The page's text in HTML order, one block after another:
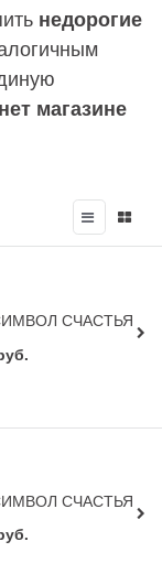
недорогие
магазине
СЧАСТЬЯ
СЧАСТЬЯ